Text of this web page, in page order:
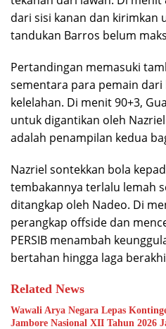
dari sisi kanan dan kirimkan
tandukan Barros belum
Pertandingan memasuki
sementara para pemain
kelelahan. Di menit 90+3,
untuk digantikan oleh
adalah penampilan kedua
Nazriel sontekkan bola
tembakannya terlalu lemah
ditangkap oleh Nadeo. Di
perangkap offside dan
PERSIB menambah
bertahan hingga laga
Related News
Wawali Arya Negara Lepas
Jambore Nasional XII Tahun 2026